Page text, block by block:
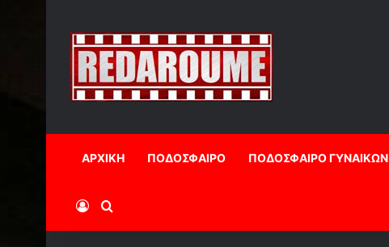
ΑΡΧΙΚΗ ΠΟΔΟΣΦΑΙΡΟ ΠΟΔΟΣΦΑΙΡΟ ΓΥΝΑΙΚΩΝ
Log InΑναζήτηση